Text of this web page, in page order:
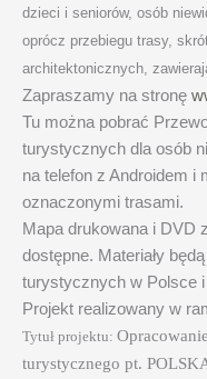
dzieci i seniorów, osób
oprócz przebiegu trasy,
architektonicznych,
Zapraszamy na stronę
Tu można pobrać
turystycznych dla osób
na telefon z Androidem i
oznaczonymi trasami.
Mapa drukowana i DVD
dostępne. Materiały
turystycznych w Polsce
Projekt realizowany w
Tytuł projektu:
turystycznego pt.